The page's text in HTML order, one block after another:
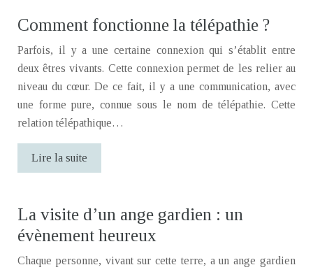
Comment fonctionne la télépathie ?
Parfois, il y a une certaine connexion qui s’établit entre
deux êtres vivants. Cette connexion permet de les relier au
niveau du cœur. De ce fait, il y a une communication, avec
une forme pure, connue sous le nom de télépathie. Cette
relation télépathique…
Lire la suite
La visite d’un ange gardien : un
évènement heureux
Chaque personne, vivant sur cette terre, a un ange gardien